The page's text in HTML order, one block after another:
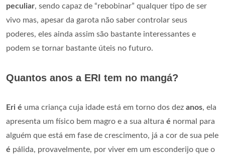
peculiar, sendo capaz de “rebobinar” qualquer tipo de ser
vivo mas, apesar da garota não saber controlar seus
poderes, eles ainda assim são bastante interessantes e
podem se tornar bastante úteis no futuro.
Quantos anos a ERI tem no mangá?
Eri é uma criança cuja idade está em torno dos dez anos, ela
apresenta um físico bem magro e a sua altura é normal para
alguém que está em fase de crescimento, já a cor de sua pele
é pálida, provavelmente, por viver em um esconderijo que o